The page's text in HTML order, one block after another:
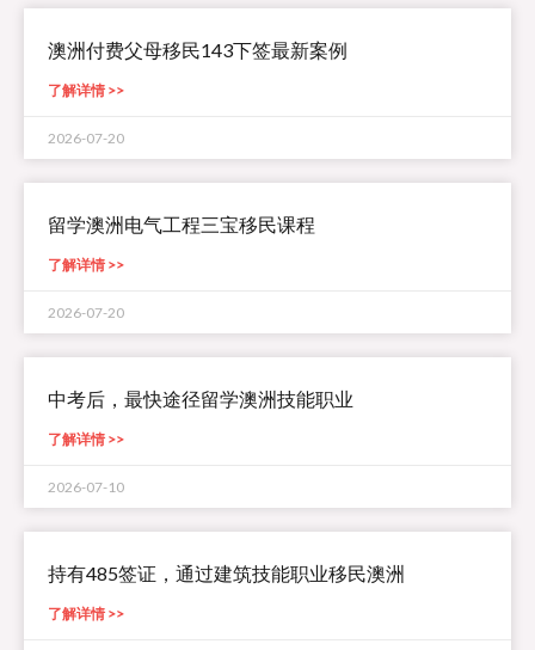
澳洲付费父母移民143下签最新案例
了解详情 >>
2026-07-20
留学澳洲电气工程三宝移民课程
了解详情 >>
2026-07-20
中考后，最快途径留学澳洲技能职业
了解详情 >>
2026-07-10
持有485签证，通过建筑技能职业移民澳洲
了解详情 >>